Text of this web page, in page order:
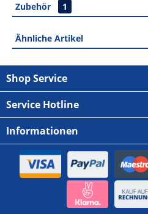
Zubehör 1
Ähnliche Artikel
Shop Service
Service Hotline
Informationen